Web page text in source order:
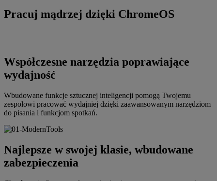
Pracuj mądrzej dzięki ChromeOS
Współczesne narzędzia poprawiające
wydajność
Wbudowane funkcje sztucznej inteligencji pomogą Twojemu
zespołowi pracować wydajniej dzięki zaawansowanym narzędziom
do pisania i funkcjom spotkań.
Najlepsze w swojej klasie, wbudowane
zabezpieczenia